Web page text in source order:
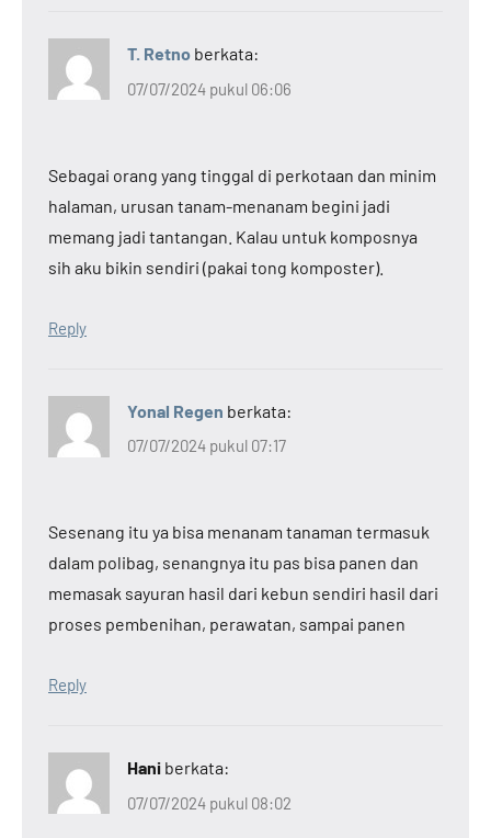
T. Retno berkata:
07/07/2024 pukul 06:06
Sebagai orang yang tinggal di perkotaan dan minim
halaman, urusan tanam-menanam begini jadi
memang jadi tantangan. Kalau untuk komposnya
sih aku bikin sendiri (pakai tong komposter).
Reply
Yonal Regen berkata:
07/07/2024 pukul 07:17
Sesenang itu ya bisa menanam tanaman termasuk
dalam polibag, senangnya itu pas bisa panen dan
memasak sayuran hasil dari kebun sendiri hasil dari
proses pembenihan, perawatan, sampai panen
Reply
Hani berkata:
07/07/2024 pukul 08:02